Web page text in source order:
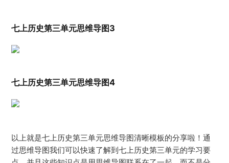
七上历史第三单元思维导图3
七上历史第三单元思维导图4
以上就是七上历史第三单元思维导图清晰模板的分享啦！通
过思维导图我们可以快速了解到七上历史第三单元的学习要